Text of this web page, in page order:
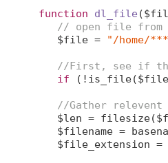
function dl_file
// open file from
   $file =
"/home/
//First, see if
if
//Gather
$len =
$filename =
$file_extension =